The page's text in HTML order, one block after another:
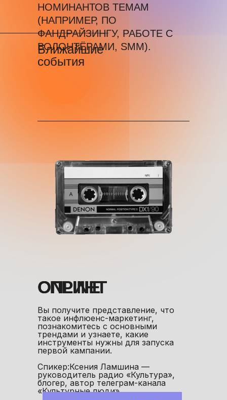
НОМИНАНТОВ ТЕМАМ
(НАПРИМЕР, ПО
ФАНДРАЙЗИНГУ, РАБОТЕ С
ВОЛОНТЁРАМИ, SMM).
Ближайшие
события
Вы получите представление, что
такое инфлюенс-маркетинг,
познакомитесь с основными
трендами и узнаете, какие
инструменты нужны для запуска
первой кампании.
Спикер:Ксения Ламшина —
руководитель радио «Культура»,
блогер, автор телеграм-канала
«Культурные люди».
ONLINE
СПРИНТ